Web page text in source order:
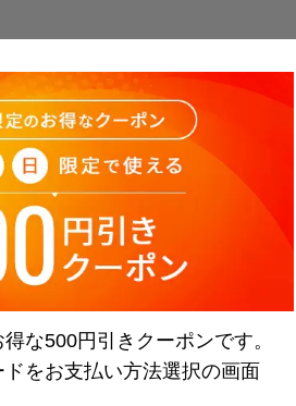
お客様へ
とで、
ます。
を
な500円引きクーポンです。
をお支払い方法選択の画面